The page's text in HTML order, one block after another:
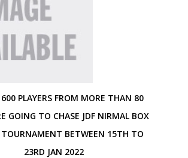
PLAYERS FROM MORE THAN 80
GOING TO CHASE JDF NIRMAL BOX
TOURNAMENT BETWEEN 15TH TO
23RD JAN 2022